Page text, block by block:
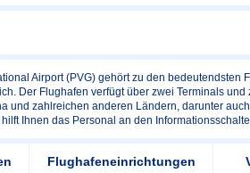
Airport (PVG) gehört zu den
Der Flughafen verfügt über zwei Terminals
und zahlreichen anderen Ländern, darunter
Ihnen das Personal an den
Flughafeneinrichtungen